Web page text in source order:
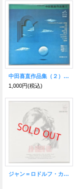
中田喜直作品集（２） 日本歌曲全集１６
1,000円(税込)
ジャン＝ロドルフ・カルス ウェーベルン ピアノのための変奏曲 作品27 ほか